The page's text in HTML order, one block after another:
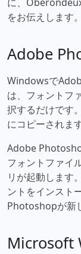
をお伝えします。
Adobe
Windowsで
は、フォントフ
択するだけです
にコピーされます
Adobe
フォントファイ
リが起動します
ントをインスト
Photoshopが新
Microsoft